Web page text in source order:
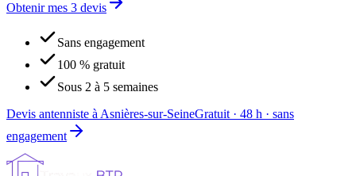
Obtenir mes 3 devis
Sans engagement
100 % gratuit
Sous 2 à 5 semaines
Devis antenniste à Asnières-sur-SeineGratuit · 48 h · sans
engagement